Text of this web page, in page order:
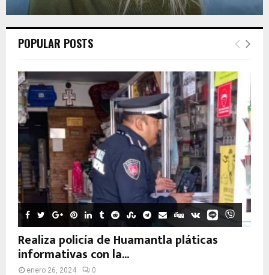
POPULAR POSTS
Realiza policía de Huamantla pláticas
informativas con la...
enero 26, 2024 0